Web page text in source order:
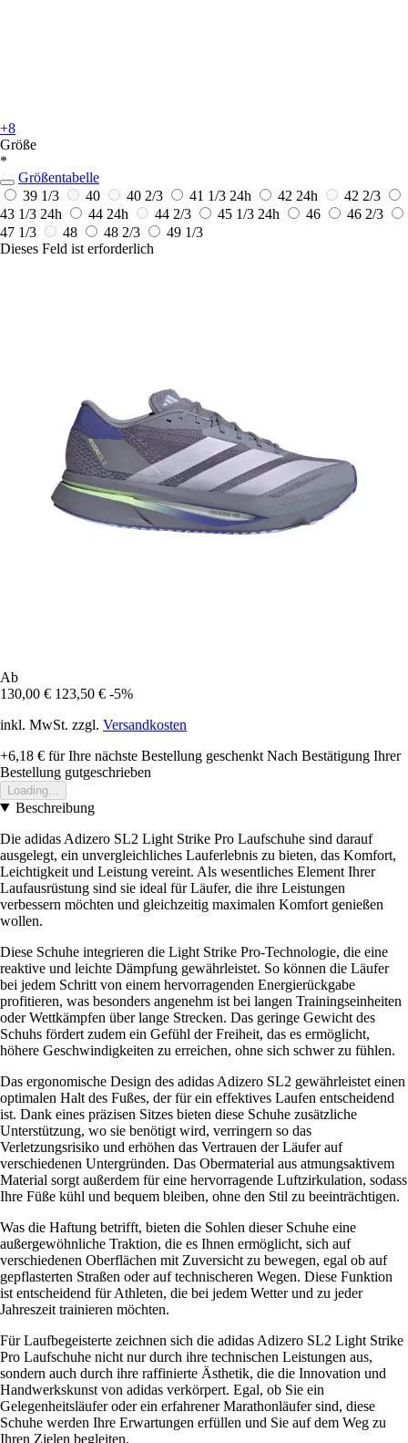
+8
Größe
*
Größentabelle
39 1/3
40 40 2/3 41 1/3 24h 42 24h
42 2/3
43 1/3 24h 44 24h 44 2/3 45 1/3 24h 46
46 2/3
47 1/3
48 48 2/3
49 1/3
Dieses Feld ist erforderlich
Ab
130,00 € 123,50 € -5%
inkl. MwSt. zzgl. Versandkosten
+6,18 € für Ihre nächste Bestellung geschenkt Nach Bestätigung Ihrer
Bestellung gutgeschrieben
Loading...
Beschreibung
Die adidas Adizero SL2 Light Strike Pro Laufschuhe sind darauf
ausgelegt, ein unvergleichliches Lauferlebnis zu bieten, das Komfort,
Leichtigkeit und Leistung vereint. Als wesentliches Element Ihrer
Laufausrüstung sind sie ideal für Läufer, die ihre Leistungen
verbessern möchten und gleichzeitig maximalen Komfort genießen
wollen.
Diese Schuhe integrieren die Light Strike Pro-Technologie, die eine
reaktive und leichte Dämpfung gewährleistet. So können die Läufer
bei jedem Schritt von einem hervorragenden Energierückgabe
profitieren, was besonders angenehm ist bei langen Trainingseinheiten
oder Wettkämpfen über lange Strecken. Das geringe Gewicht des
Schuhs fördert zudem ein Gefühl der Freiheit, das es ermöglicht,
höhere Geschwindigkeiten zu erreichen, ohne sich schwer zu fühlen.
Das ergonomische Design des adidas Adizero SL2 gewährleistet einen
optimalen Halt des Fußes, der für ein effektives Laufen entscheidend
ist. Dank eines präzisen Sitzes bieten diese Schuhe zusätzliche
Unterstützung, wo sie benötigt wird, verringern so das
Verletzungsrisiko und erhöhen das Vertrauen der Läufer auf
verschiedenen Untergründen. Das Obermaterial aus atmungsaktivem
Material sorgt außerdem für eine hervorragende Luftzirkulation, sodass
Ihre Füße kühl und bequem bleiben, ohne den Stil zu beeinträchtigen.
Was die Haftung betrifft, bieten die Sohlen dieser Schuhe eine
außergewöhnliche Traktion, die es Ihnen ermöglicht, sich auf
verschiedenen Oberflächen mit Zuversicht zu bewegen, egal ob auf
gepflasterten Straßen oder auf technischeren Wegen. Diese Funktion
ist entscheidend für Athleten, die bei jedem Wetter und zu jeder
Jahreszeit trainieren möchten.
Für Laufbegeisterte zeichnen sich die adidas Adizero SL2 Light Strike
Pro Laufschuhe nicht nur durch ihre technischen Leistungen aus,
sondern auch durch ihre raffinierte Ästhetik, die die Innovation und
Handwerkskunst von adidas verkörpert. Egal, ob Sie ein
Gelegenheitsläufer oder ein erfahrener Marathonläufer sind, diese
Schuhe werden Ihre Erwartungen erfüllen und Sie auf dem Weg zu
Ihren Zielen begleiten.